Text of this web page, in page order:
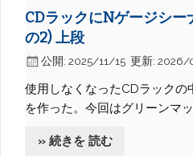
CDラックにNゲージシー
の2) 上段
公開: 2025/11/15 更新: 2026/
使用しなくなったCDラックの
を作った。今回はグリーンマ
» 続きを 読む